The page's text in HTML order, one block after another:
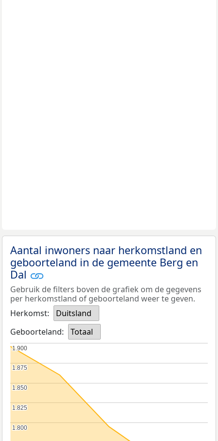
Aantal inwoners naar herkomstland en
geboorteland in de gemeente Berg en
Dal
Gebruik de filters boven de grafiek om de gegevens
per herkomstland of geboorteland weer te geven.
Herkomst:
Duitsland
Geboorteland:
Totaal
1.800
1.800
1.825
1.825
1.850
1.850
1.875
1.875
1.900
1.900